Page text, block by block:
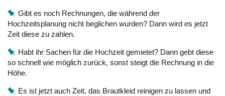
Gibt es noch Rechnungen, die während der
Hochzeitsplanung nicht beglichen wurden? Dann wird es jetzt
Zeit diese zu zahlen.
Habt ihr Sachen für die Hochzeit gemietet? Dann gebt diese
so schnell wie möglich zurück, sonst steigt die Rechnung in die
Höhe.
Es ist jetzt auch Zeit, das Brautkleid reinigen zu lassen und